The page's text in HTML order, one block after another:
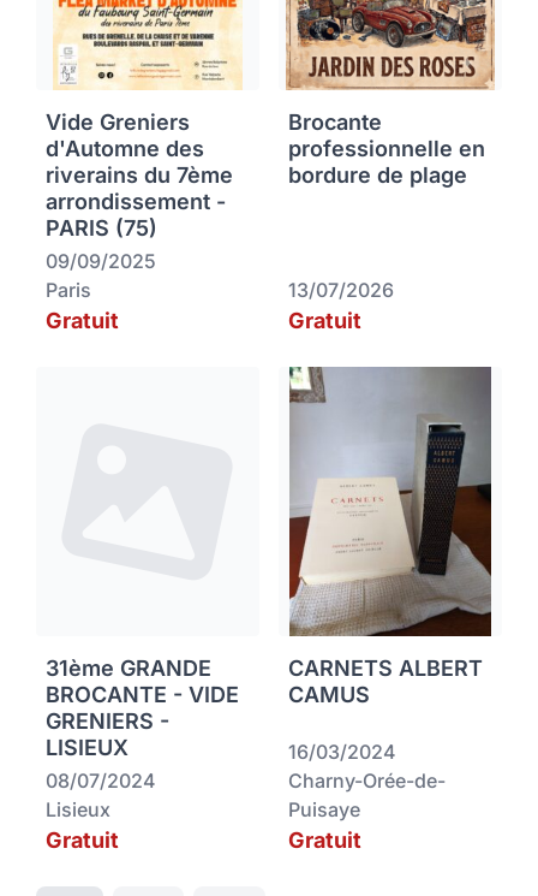
Vide Greniers
d'Automne des
riverains du 7ème
arrondissement -
PARIS (75)
09/09/2025
Paris
Gratuit
Brocante
professionnelle en
bordure de plage
13/07/2026
Gratuit
31ème GRANDE
BROCANTE - VIDE
GRENIERS -
LISIEUX
08/07/2024
Lisieux
Gratuit
CARNETS ALBERT
CAMUS
16/03/2024
Charny-Orée-de-
Puisaye
Gratuit